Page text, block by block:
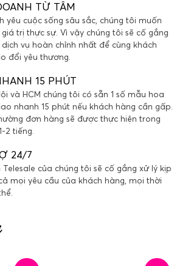
TỪ TÂM
yêu cuộc sống sâu sắc, chúng tôi muốn
trị thực sự. Vì vậy chúng tôi sẽ cố gắng
vụ hoàn chỉnh nhất để cùng khách
đổi yêu thương.
15 PHÚT
và HCM chúng tôi có sẵn 1 số mẫu hoa
nhanh 15 phút nếu khách hàng cần gấp.
đơn hàng sẽ được thực hiện trong
2 tiếng.
24/7
của chúng tôi sẽ cố gắng xử lý kịp
mọi yêu cầu của khách hàng, mọi thời